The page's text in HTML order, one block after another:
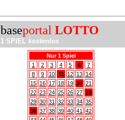
baseportal LOTTO
1 SPIEL kostenlos
Nur 1 Spiel
1
2 3 4 5 6
7
8
9 10 11 12 13 14
15 16 17 18 19 20 21
22 23 24 25 26 27 28
29 30 31 32 33 34 35
36 37 38 39 40 41
42